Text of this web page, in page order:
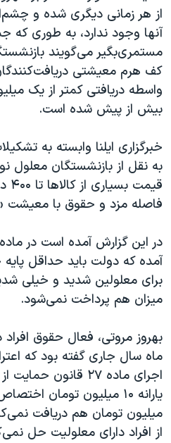
از هر زمانی دیگری شده و
آنها وجود ندارد، به طوری که
مستمری‌بگیر می‌گویند
کف هرم معیشتی
واسطه دریافتی کمتر از یک
بیش از پیش شده است.
خبرگزاری ایلنا وابسته به
به نقل از بازنشستگان معلول
فاصله مزد و حقوق با معیشت
آمده که دولت باید حداقل
برای معلولین شدید و خیلی
میزان هم پرداخت نمی‌شود.
بهروز مروتی، فعال حقوق افراد
ماه سال جاری گفته بود که
اجرای ماده ۲۷
یارانه ۱۰ میلیون تومان
میلیون تومان هم دریافت
از افراد دارای معلولیت حل